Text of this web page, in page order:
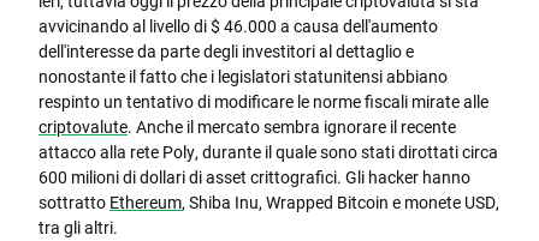
avvicinando al livello di $ 46.000 a causa dell'aumento
dell'interesse da parte degli investitori al dettaglio e
nonostante il fatto che i legislatori statunitensi abbiano
respinto un tentativo di modificare le norme fiscali mirate alle
criptovalute. Anche il mercato sembra ignorare il recente
attacco alla rete Poly, durante il quale sono stati dirottati circa
600 milioni di dollari di asset crittografici. Gli hacker hanno
sottratto Ethereum, Shiba Inu, Wrapped Bitcoin e monete USD,
tra gli altri.